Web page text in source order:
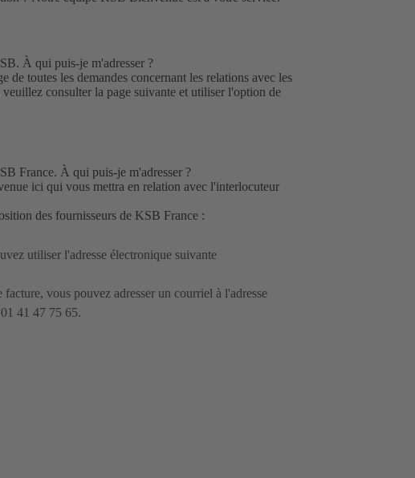
À qui puis-je m'adresser ?
de toutes les demandes concernant les relations avec les
consulter la page (s'ouvre
suivante et utiliser l'option de
France. À qui puis-je m'adresser ?
ici qui vous mettra en relation avec l'interlocuteur
des fournisseurs de KSB France :
utiliser l'adresse électronique suivante
vous pouvez adresser un courriel à l'adresse
41 47 75 65.